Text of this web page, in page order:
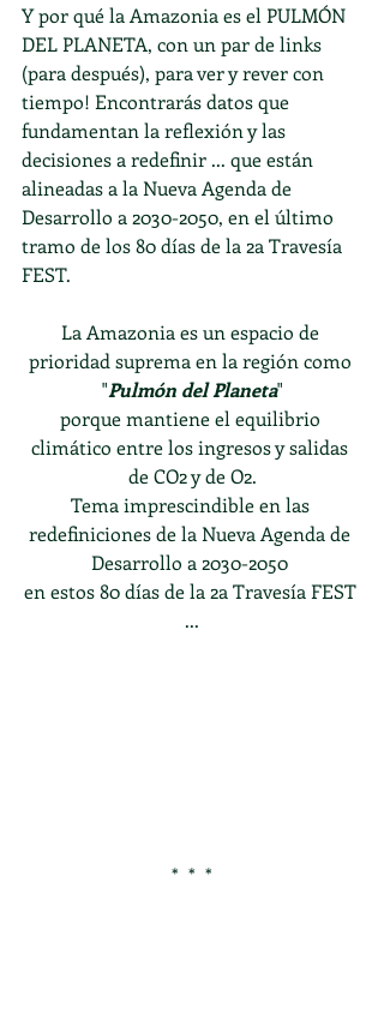
Y por qué la Amazonia es el PULMÓN
DEL PLANETA, con un par de links
(para después), para ver y rever con
tiempo! Encontrarás datos que
fundamentan la reflexión y las
decisiones a redefinir ... que están
alineadas a la Nueva Agenda de
Desarrollo a 2030-2050, en el último
tramo de los 80 días de la 2a Travesía
FEST.
La Amazonia es un espacio de
prioridad suprema en la región como
"Pulmón del Planeta"
porque mantiene el equilibrio
climático entre los ingresos y salidas
de CO2 y de O2.
Tema imprescindible en las
redefiniciones de la Nueva Agenda de
Desarrollo a 2030-2050
en estos 80 días de la 2a Travesía FEST
...
*  *  *